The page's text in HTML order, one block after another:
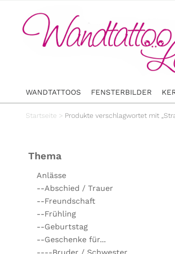
WANDTATTOOS FENSTERBILDER
Startseite > Produkte verschlagwortet mit
Thema
Anlässe
--Abschied / Trauer
--Freundschaft
--Frühling
--Geburtstag
--Geschenke für...